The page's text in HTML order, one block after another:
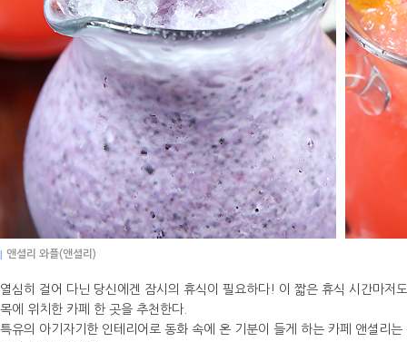
| 앤셜리 와플(앤셜리)
열심히 걸어 다닌 당신에겐 잠시의 휴식이 필요하다! 이 짧은 휴식 시간마저
목에 위치한 카페 한 곳을 추천한다.
특유의 아기자기한 인테리어로 동화 속에 온 기분이 들게 하는 카페 앤셜리